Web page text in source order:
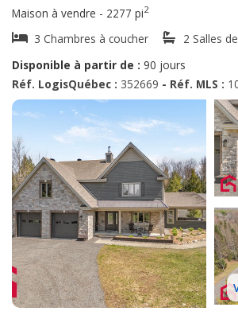
Maison à vendre - 2277 pi2
3 Chambres à coucher
2 Salles
Disponible à partir de : 90 jours
Réf. LogisQuébec : 352669 - Réf. MLS :